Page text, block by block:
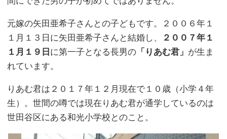
元嫁の矢田亜希子さんとの子どもです。２００６年１
１月１３日に矢田亜希子さんと結婚し、
２００７年１
１月１９日 に第一子となる長男の 「りあむ君」 が生ま
れています。
りあむ君は２０１７年１２月現在で１０歳（小学４年
生）。世間の噂では現在りあむ君が通学しているのは
世田谷区にある和光小学校とのこと。